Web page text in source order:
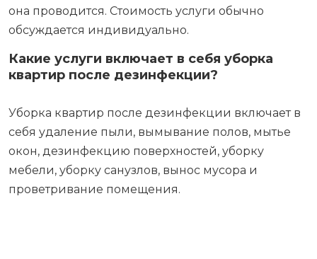
она проводится. Стоимость услуги обычно
обсуждается индивидуально.
Какие услуги включает в себя уборка
квартир после дезинфекции?
Уборка квартир после дезинфекции включает в
себя удаление пыли, вымывание полов, мытье
окон, дезинфекцию поверхностей, уборку
мебели, уборку санузлов, вынос мусора и
проветривание помещения.